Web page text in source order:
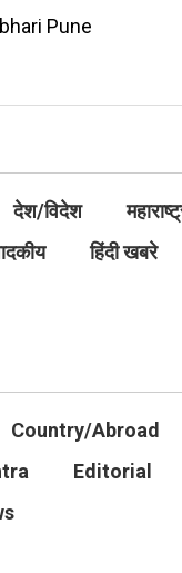
Pune
देश/विदेश
हिंदी खबरे
Country/Abroad
Editorial